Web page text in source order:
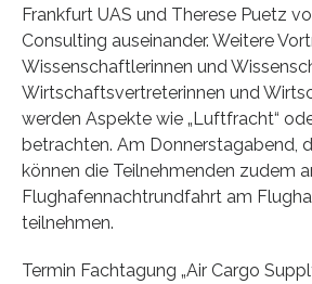
Frankfurt UAS und Therese Puetz
Consulting auseinander. Weitere
Wissenschaftlerinnen und
Wirtschaftsvertreterinnen und
werden Aspekte wie „Luftfracht“
betrachten. Am Donnerstagabend,
können die Teilnehmenden zudem
Flughafennachtrundfahrt am
teilnehmen.
Termin Fachtagung „Air Cargo